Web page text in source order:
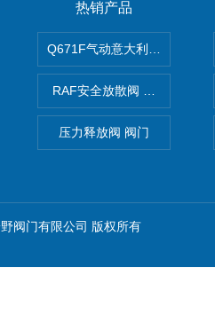
热销产品
Q671F气动意大利式薄型球阀
RAF安全放散阀 阀生产
压力释放阀 阀门
阀门有限公司 版权所有